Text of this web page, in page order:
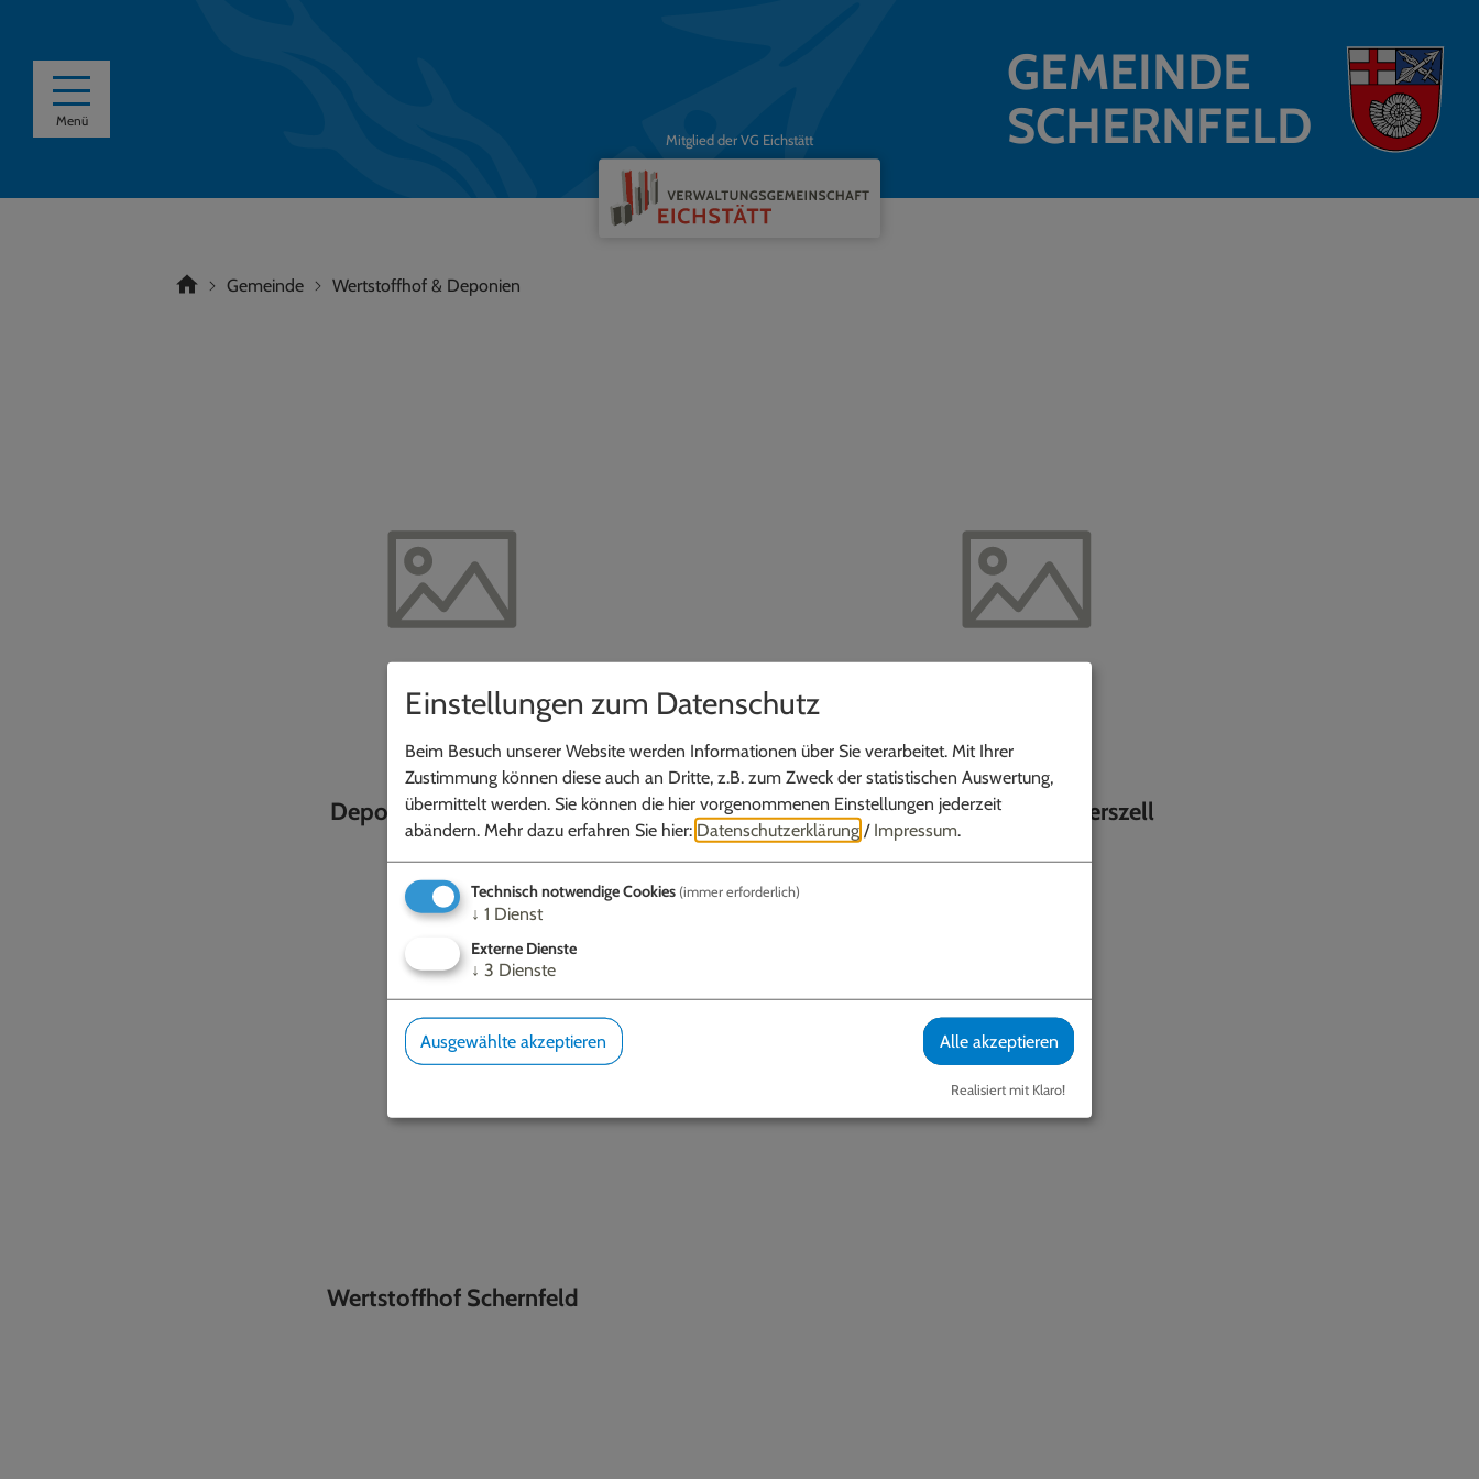
Menü
GEMEINDE
SCHERNFELD
Mitglied der VG Eichstätt
Wertstoffhof & Deponien
Gemeinde
Deponie OT Schernfeld Deponie OT Workerszell
Wertstoffhof Schernfeld
Einstellungen zum Datenschutz
Beim Besuch unserer Website werden Informationen über Sie verarbeitet. Mit Ihrer
Zustimmung können diese auch an Dritte, z.B. zum Zweck der statistischen Auswertung,
übermittelt werden. Sie können die hier vorgenommenen Einstellungen jederzeit
abändern. Mehr dazu erfahren Sie hier: Datenschutzerklärung / Impressum.
Technisch notwendige Cookies (immer erforderlich)
↓ 1 Dienst
Externe Dienste
↓ 3 Dienste
Ausgewählte akzeptieren Alle akzeptieren
Realisiert mit Klaro!